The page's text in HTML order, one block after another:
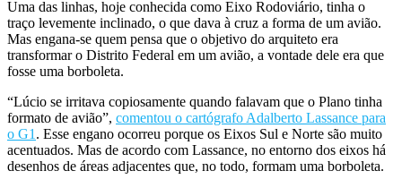
Uma das linhas, hoje conhecida como Eixo Rodoviário, tinha o
traço levemente inclinado, o que dava à cruz a forma de um avião.
Mas engana-se quem pensa que o objetivo do arquiteto era
transformar o Distrito Federal em um avião, a vontade dele era que
fosse uma borboleta.
“Lúcio se irritava copiosamente quando falavam que o Plano tinha
formato de avião”, comentou o cartógrafo Adalberto Lassance para
o G1. Esse engano ocorreu porque os Eixos Sul e Norte são muito
acentuados. Mas de acordo com Lassance, no entorno dos eixos há
desenhos de áreas adjacentes que, no todo, formam uma borboleta.